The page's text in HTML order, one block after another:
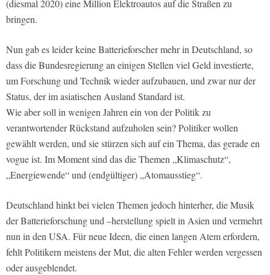
(diesmal 2020) eine Million Elektroautos auf die Straßen zu
bringen.
Nun gab es leider keine Batterieforscher mehr in Deutschland, so
dass die Bundesregierung an einigen Stellen viel Geld investierte,
um Forschung und Technik wieder aufzubauen, und zwar nur der
Status, der im asiatischen Ausland Standard ist.
Wie aber soll in wenigen Jahren ein von der Politik zu
verantwortender Rückstand aufzuholen sein? Politiker wollen
gewählt werden, und sie stürzen sich auf ein Thema, das gerade en
vogue ist. Im Moment sind das die Themen „Klimaschutz“,
„Energiewende“ und (endgültiger) „Atomausstieg“.
Deutschland hinkt bei vielen Themen jedoch hinterher, die Musik
der Batterieforschung und –herstellung spielt in Asien und vermehrt
nun in den USA. Für neue Ideen, die einen langen Atem erfordern,
fehlt Politikern meistens der Mut, die alten Fehler werden vergessen
oder ausgeblendet.